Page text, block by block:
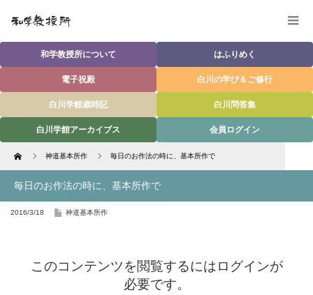
和学教授所について はふりめく
電子祝殿 白川の学び＆ご修行
白川学館歳時記 白川問答集
白川学館アーカイブス 会員ログイン
Home 神道基本所作 毎日のお作法の時に、基本所作で
毎日のお作法の時に、基本所作で
2016/3/18 神道基本所作
このコンテンツを閲覧するにはログインが
必要です。